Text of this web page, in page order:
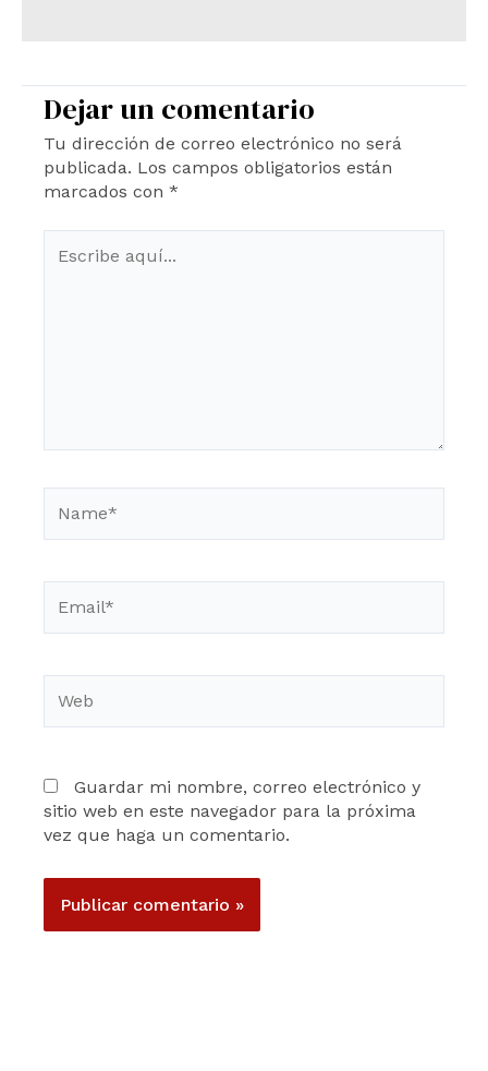
Dejar un comentario
Tu dirección de correo electrónico no será
publicada. Los campos obligatorios están
marcados con *
aquí...
Guardar mi nombre, correo electrónico y
sitio web en este navegador para la próxima
vez que haga un comentario.